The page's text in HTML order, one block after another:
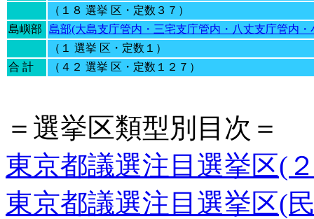
（１８ 選挙 区・定数３７）
島嶼部
島部(大島支庁管内・三宅支庁管内・八丈支庁管内・
（１ 選挙 区・定数１）
合 計
（４２ 選挙 区・定数１２７）
＝選挙区類型別目次＝
東京都議選注目選挙区(
東京都議選注目選挙区(